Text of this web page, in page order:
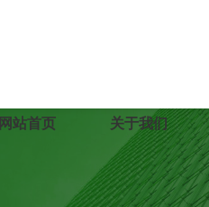
网站首页 关于我们